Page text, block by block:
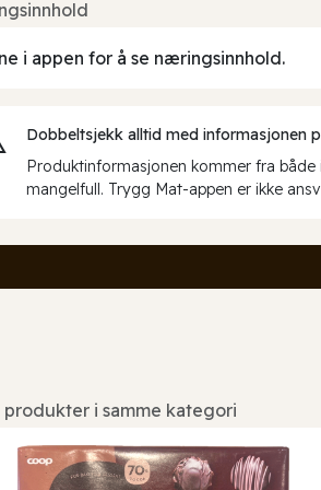
i appen for å se næringsinnhold.
Dobbeltsjekk alltid med informasjonen
Produktinformasjonen kommer fra
mangelfull. Trygg Mat-appen er ikke
produkter i samme kategori